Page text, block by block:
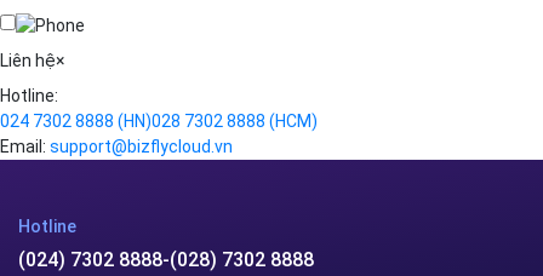
Videos
Liên hệ×
Hotline:
024 7302 8888 (HN)028 7302 8888 (HCM)
Email: support@bizflycloud.vn
Hotline
(024) 7302 8888-(028) 7302 8888